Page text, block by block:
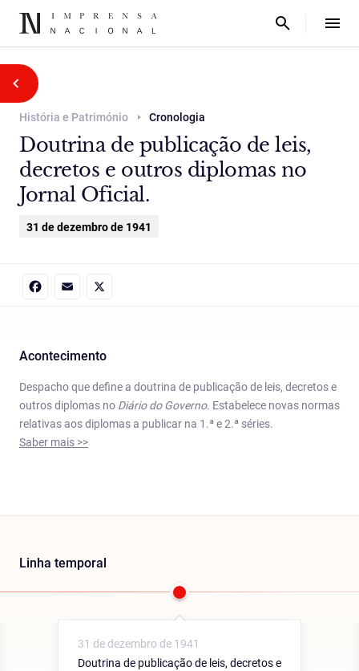
História e Património Cronologia
Doutrina de publicação de leis,
decretos e outros diplomas no
Jornal Oficial.
31 de dezembro de 1941
Acontecimento
Despacho que define a doutrina de publicação de leis, decretos e
outros diplomas no Diário do Governo. Estabelece novas normas
relativas aos diplomas a publicar na 1.ª e 2.ª séries.
Saber mais >>
Linha temporal
31 de dezembro de 1941
Doutrina de publicação de leis, decretos e